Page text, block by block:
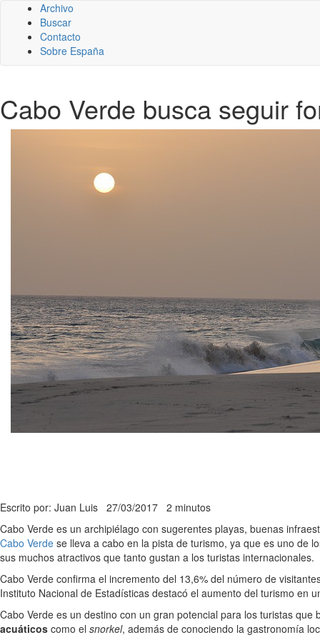
Archivo
Buscar
Contacto
Sobre España
Cabo Verde busca seguir
Escrito por: Juan Luis 27/03/2017 2 minutos
Cabo Verde es un archipiélago con sugerentes playas, buenas
Cabo Verde se lleva a cabo en la pista de turismo, ya que es uno de
sus muchos atractivos que tanto gustan a los turistas internacionales.
Cabo Verde confirma el incremento del 13,6% del número de
Instituto Nacional de Estadísticas destacó el aumento del turismo en
Cabo Verde es un destino con un gran potencial para los turistas
acuáticos como el snorkel, además de conociendo la gastronomía